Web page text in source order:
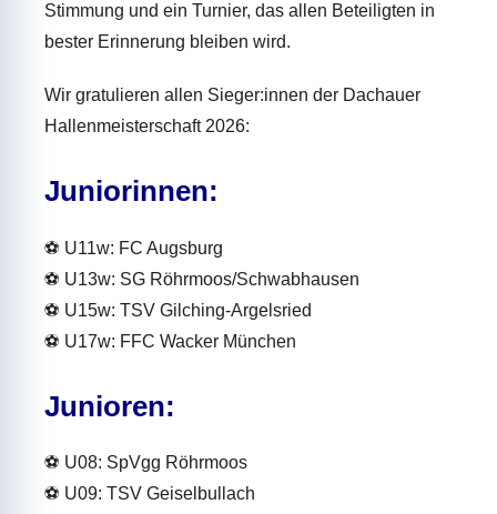
Stimmung und ein Turnier, das allen Beteiligten in
bester Erinnerung bleiben wird.
Wir gratulieren allen Sieger:innen der Dachauer
Hallenmeisterschaft 2026:
Juniorinnen:
⚽ U11w: FC Augsburg
⚽ U13w: SG Röhrmoos/Schwabhausen
⚽ U15w: TSV Gilching-Argelsried
⚽ U17w: FFC Wacker München
Junioren:
⚽ U08: SpVgg Röhrmoos
⚽ U09: TSV Geiselbullach